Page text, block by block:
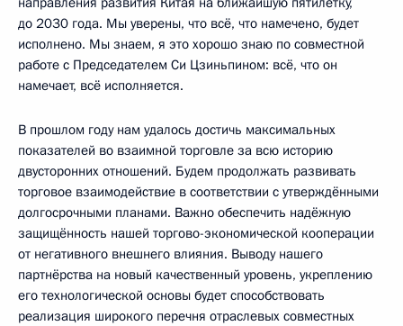
до 2030 года. Мы уверены, что всё, что намечено, будет
исполнено. Мы знаем, я это хорошо знаю по совместной
работе с Председателем Си Цзиньпином: всё, что он
намечает, всё исполняется.
В прошлом году нам удалось достичь максимальных
показателей во взаимной торговле за всю историю
двусторонних отношений. Будем продолжать развивать
торговое взаимодействие в соответствии с утверждёнными
долгосрочными планами. Важно обеспечить надёжную
защищённость нашей торгово-экономической кооперации
от негативного внешнего влияния. Выводу нашего
партнёрства на новый качественный уровень, укреплению
его технологической основы будет способствовать
реализация широкого перечня отраслевых совместных